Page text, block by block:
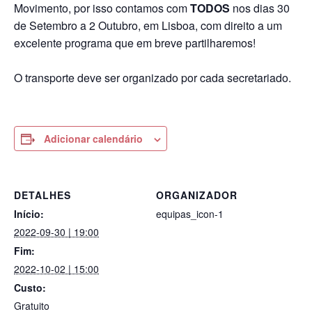
Movimento, por isso contamos comTODOS nos dias 30
de Setembro a 2 Outubro, em Lisboa, com direito a um
excelente programa que em breve partilharemos!
O transporte deve ser organizado por cada secretariado.
Adicionar calendário
DETALHES
Início:
2022-09-30 | 19:00
Fim:
2022-10-02 | 15:00
Custo:
Gratuito
ORGANIZADOR
equipas_icon-1